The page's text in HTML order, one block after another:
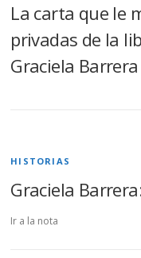
La carta que le
privadas de la
Graciela Barrera
HISTORIAS
Graciela
Ir a la nota